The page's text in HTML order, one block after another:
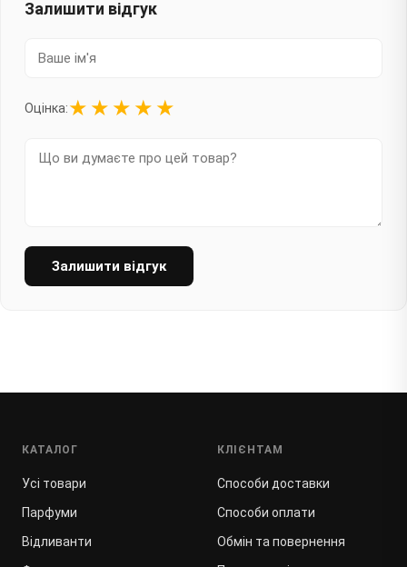
Залишити відгук
Оцінка:★ ★ ★ ★ ★
Залишити відгук
КАТАЛОГ
Усі товари
Парфуми
Відливанти
КЛІЄНТАМ
Способи доставки
Способи оплати
Обмін та повернення